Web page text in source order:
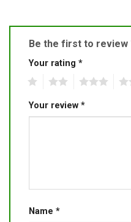
Be the first to review
Your rating *
Your review *
Name *